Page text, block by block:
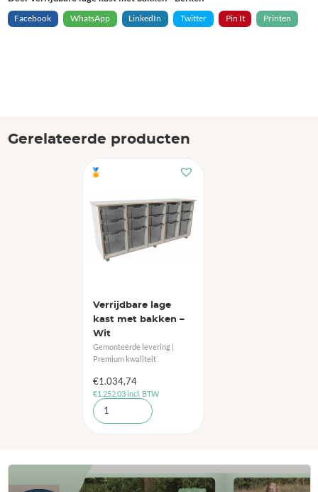
Facebook
WhatsApp LinkedIn Twitter Pin It Printen
Gerelateerde producten
🏅
Verrijdbare lage
kast met bakken –
Wit
Gemonteerde levering |
Premium kwaliteit
€1.034,74
€1.252,03incl. BTW